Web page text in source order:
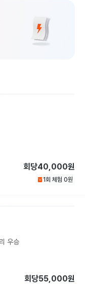
회당40,000원
1회 체험 0원
우승
회당55,000원